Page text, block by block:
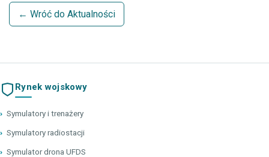
← Wróć do Aktualności
Rynek wojskowy
› Symulatory i trenażery
› Symulatory radiostacji
› Symulator drona UFDS